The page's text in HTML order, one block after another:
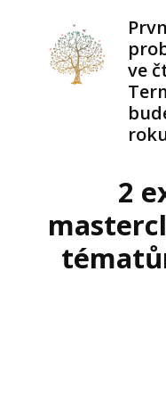
ve
2